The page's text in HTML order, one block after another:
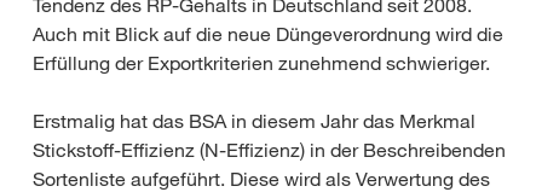
Auch mit Blick auf die neue Düngeverordnung wird die
Erfüllung der Exportkriterien zunehmend schwieriger.
Erstmalig hat das BSA in diesem Jahr das Merkmal
Stickstoff-Effizienz (N-Effizienz) in der Beschreibenden
Sortenliste aufgeführt. Diese wird als Verwertung des